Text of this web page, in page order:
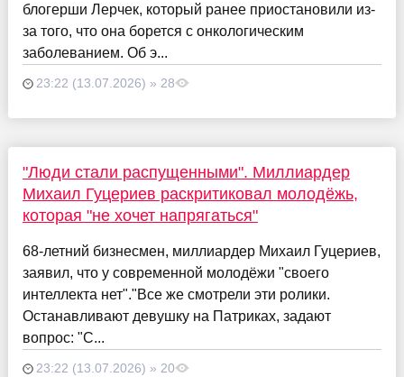
блогерши Лерчек, который ранее приостановили из-
за того, что она борется с онкологическим
заболеванием. Об э...
23:22 (13.07.2026) » 28
"Люди стали распущенными". Миллиардер
Михаил Гуцериев раскритиковал молодёжь,
которая "не хочет напрягаться"
68-летний бизнесмен, миллиардер Михаил Гуцериев,
заявил, что у современной молодёжи "своего
интеллекта нет"."Все же смотрели эти ролики.
Останавливают девушку на Патриках, задают
вопрос: "С...
23:22 (13.07.2026) » 20